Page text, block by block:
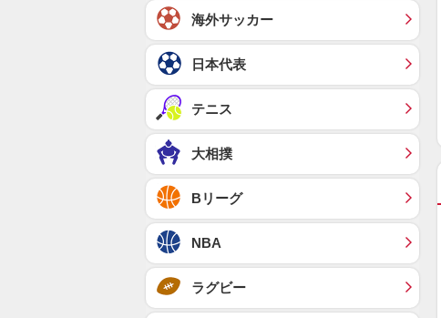
海外サッカー
日本代表
テニス
大相撲
Bリーグ
NBA
ラグビー